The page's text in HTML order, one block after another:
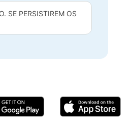
SE PERSISTIREM OS